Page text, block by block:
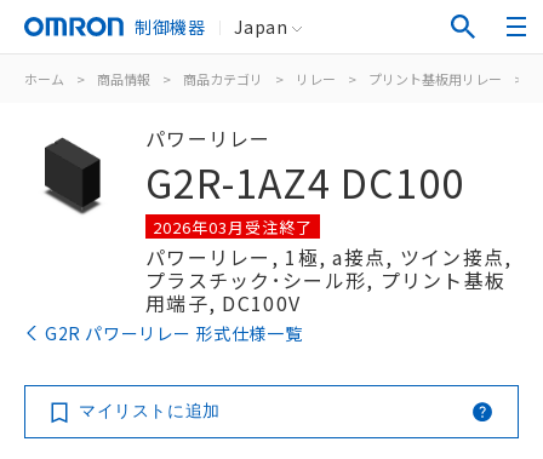
制御機器 Japan
ホーム > 商品情報 > 商品カテゴリ > リレー > プリント基板用リレー >
パワーリレー
G2R-1AZ4 DC100
2026年03月受注終了
パワーリレー, 1極, a接点, ツイン接点,
プラスチック･シール形, プリント基板
用端子, DC100V
G2R パワーリレー 形式仕様一覧
マイリストに追加